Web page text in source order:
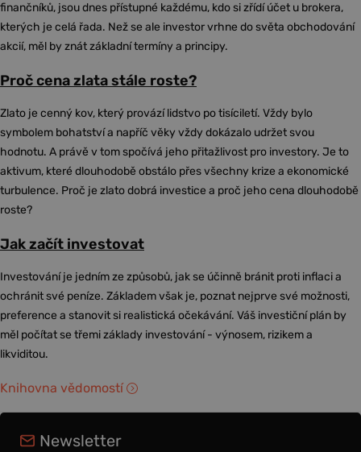
finančníků, jsou dnes přístupné každému, kdo si zřídí účet u brokera,
kterých je celá řada. Než se ale investor vrhne do světa obchodování
akcií, měl by znát základní termíny a principy.
Proč cena zlata stále roste?
Zlato je cenný kov, který provází lidstvo po tisíciletí. Vždy bylo
symbolem bohatství a napříč věky vždy dokázalo udržet svou
hodnotu. A právě v tom spočívá jeho přitažlivost pro investory. Je to
aktivum, které dlouhodobě obstálo přes všechny krize a ekonomické
turbulence. Proč je zlato dobrá investice a proč jeho cena dlouhodobě
roste?
Jak začít investovat
Investování je jedním ze způsobů, jak se účinně bránit proti inflaci a
ochránit své peníze. Základem však je, poznat nejprve své možnosti,
preference a stanovit si realistická očekávání. Váš investiční plán by
měl počítat se třemi základy investování - výnosem, rizikem a
likviditou.
Knihovna vědomostí
Newsletter